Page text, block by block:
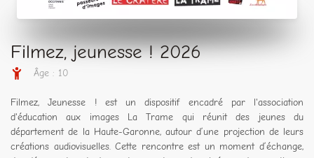
Filmez, jeunesse ! 2026
Âge : 10
Filmez, Jeunesse ! est un dispositif encadré par l'association
d'éducation aux images La Trame qui réunit des jeunes du
département de la Haute-Garonne, autour d’une projection de leurs
créations audiovisuelles. Cette rencontre est un moment d’échange,